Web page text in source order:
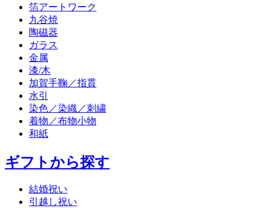
箔アートワーク
九谷焼
陶磁器
ガラス
金属
漆/木
加賀手鞠／指貫
水引
染色／染織／刺繍
着物／布物小物
和紙
ギフトから探す
結婚祝い
引越し祝い